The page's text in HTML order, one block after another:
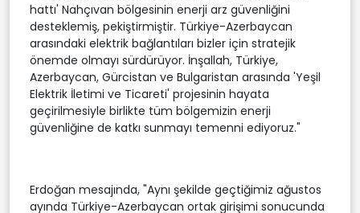
hattı' Nahçıvan bölgesinin enerji arz güvenliğini
desteklemiş, pekiştirmiştir. Türkiye-Azerbaycan
arasındaki elektrik bağlantıları bizler için stratejik
önemde olmayı sürdürüyor. İnşallah, Türkiye,
Azerbaycan, Gürcistan ve Bulgaristan arasında 'Yeşil
Elektrik İletimi ve Ticareti' projesinin hayata
geçirilmesiyle birlikte tüm bölgemizin enerji
güvenliğine de katkı sunmayı temenni ediyoruz."
Erdoğan mesajında, "Aynı şekilde geçtiğimiz ağustos
ayında Türkiye-Azerbaycan ortak girişimi sonucunda